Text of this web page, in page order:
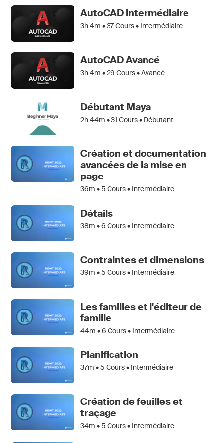
AutoCAD intermédiaire
3h 4m •37Cours • Intermédiaire
AutoCAD Avancé
3h 4m •29 Cours • Avancé
Débutant Maya
2h 44m •31 Cours • Débutant
Création et documentation
avancées de la mise en
page
36m •5 Cours • Intermédiaire
Détails
38m •6 Cours • Intermédiaire
Contraintes et dimensions
39m •5 Cours • Intermédiaire
Les familles et l'éditeur de
famille
44m •6 Cours • Intermédiaire
Planification
37m •5 Cours • Intermédiaire
Création de feuilles et
traçage
34m •5 Cours • Intermédiaire